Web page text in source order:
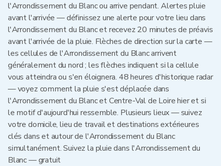
l'Arrondissement du Blanc ou arrive pendant. Alertes pluie
avant l'arrivée — définissez une alerte pour votre lieu dans
l'Arrondissement du Blanc et recevez 20 minutes de préavis
avant l'arrivée de la pluie. Flèches de direction sur la carte —
les cellules de l'Arrondissement du Blanc arrivent
généralement du nord ; les flèches indiquent si la cellule
vous atteindra ou s'en éloignera. 48 heures d'historique radar
— voyez comment la pluie s'est déplacée dans
l'Arrondissement du Blanc et Centre-Val de Loire hier et si
le motif d'aujourd'hui ressemble. Plusieurs lieux — suivez
votre domicile, lieu de travail et destinations extérieures
clés dans et autour de l'Arrondissement du Blanc
simultanément. Suivez la pluie dans l'Arrondissement du
Blanc — gratuit